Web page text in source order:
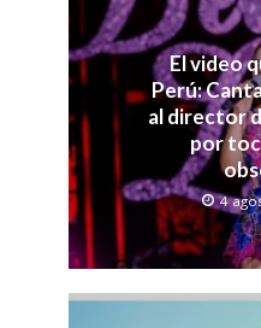
El video
Perú:
al director
por
4